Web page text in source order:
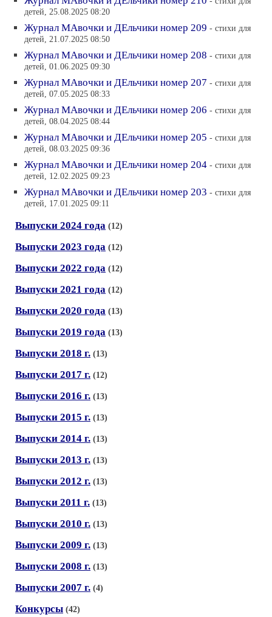
детей, 25.08.2025 08:20
Журнал МАвочки и ДЕльчики номер 209 - стихи для
детей, 21.07.2025 08:50
Журнал МАвочки и ДЕльчики номер 208 - стихи для
детей, 01.06.2025 09:30
Журнал МАвочки и ДЕльчики номер 207 - стихи для
детей, 07.05.2025 08:33
Журнал МАвочки и ДЕльчики номер 206 - стихи для
детей, 08.04.2025 08:44
Журнал МАвочки и ДЕльчики номер 205 - стихи для
детей, 08.03.2025 09:36
Журнал МАвочки и ДЕльчики номер 204 - стихи для
детей, 12.02.2025 09:23
Журнал МАвочки и ДЕльчики номер 203 - стихи для
детей, 17.01.2025 09:11
Выпуски 2024 года (12)
Выпуски 2023 года (12)
Выпуски 2022 года (12)
Выпуски 2021 года (12)
Выпуски 2020 года (13)
Выпуски 2019 года (13)
Выпуски 2018 г. (13)
Выпуски 2017 г. (12)
Выпуски 2016 г. (13)
Выпуски 2015 г. (13)
Выпуски 2014 г. (13)
Выпуски 2013 г. (13)
Выпуски 2012 г. (13)
Выпуски 2011 г. (13)
Выпуски 2010 г. (13)
Выпуски 2009 г. (13)
Выпуски 2008 г. (13)
Выпуски 2007 г. (4)
Конкурсы (42)